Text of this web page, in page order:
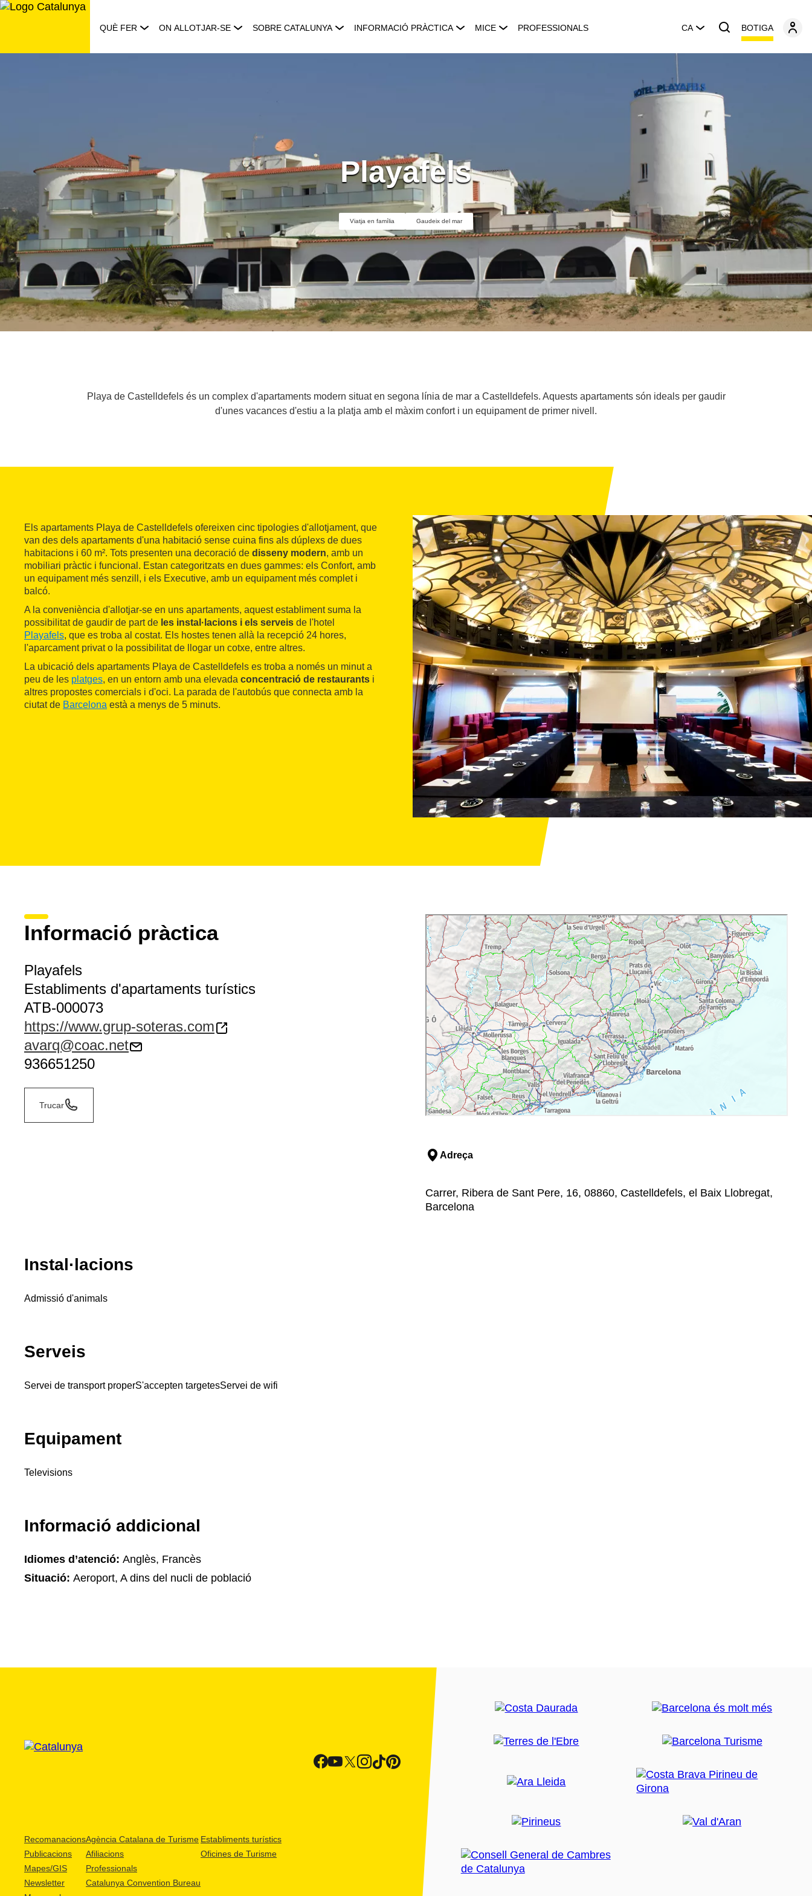
Saltar
QUÈ FER ON ALLOTJAR-SE SOBRE CATALUNYA INFORMACIÓ PRÀCTICA MICE PROFESSIONALS CA BOTIGA
Playafels
Viatja en família Gaudeix del mar
Playa de Castelldefels és un complex d'apartaments modern situat en segona línia de mar a Castelldefels. Aquests apartaments són ideals per gaudir
d'unes vacances d'estiu a la platja amb el màxim confort i un equipament de primer nivell.
Els apartaments Playa de Castelldefels ofereixen cinc tipologies d'allotjament, que
van des dels apartaments d'una habitació sense cuina fins als dúplexs de dues
habitacions i 60 m². Tots presenten una decoració de disseny modern, amb un
mobiliari pràctic i funcional. Estan categoritzats en dues gammes: els Confort, amb
un equipament més senzill, i els Executive, amb un equipament més complet i
balcó.
A la conveniència d'allotjar-se en uns apartaments, aquest establiment suma la
possibilitat de gaudir de part de les instal·lacions i els serveis de l'hotel
Playafels, que es troba al costat. Els hostes tenen allà la recepció 24 hores,
l'aparcament privat o la possibilitat de llogar un cotxe, entre altres.
La ubicació dels apartaments Playa de Castelldefels es troba a només un minut a
peu de les platges, en un entorn amb una elevada concentració de restaurants i
altres propostes comercials i d'oci. La parada de l'autobús que connecta amb la
ciutat de Barcelona està a menys de 5 minuts.
Informació pràctica
Playafels
Establiments d'apartaments turístics
ATB-000073
https://www.grup-soteras.com
avarq@coac.net
936651250
Trucar
Adreça
Carrer, Ribera de Sant Pere, 16, 08860, Castelldefels, el Baix Llobregat,
Barcelona
Instal·lacions
Admissió d'animals
Serveis
Servei de transport properS'accepten targetesServei de wifi
Equipament
Televisions
Informació addicional
Idiomes d’atenció: Anglès, Francès
Situació: Aeroport, A dins del nucli de població
Recomanacions
Publicacions
Mapes/GIS
Newsletter
Agència Catalana de Turisme
Afiliacions
Professionals
Catalunya Convention Bureau
Establiments turístics
Oficines de Turisme